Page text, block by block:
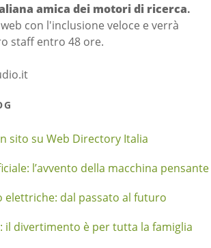
amica dei motori di ricerca.
con l'inclusione veloce e verrà
staff entro 48 ore.
sito su Web Directory Italia
l’avvento della macchina pensante
elettriche: dal passato al futuro
il divertimento è per tutta la famiglia